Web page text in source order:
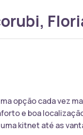
opção cada vez
e boa
kitnet até as